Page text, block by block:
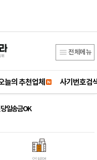
전체메뉴
늘의 추천업체 사기번호검
당일송금OK